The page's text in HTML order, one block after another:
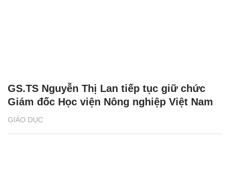
GIÁO DỤC
GS.TS Nguyễn Thị Lan tiếp tục giữ chức
Giám đốc Học viện Nông nghiệp Việt Nam